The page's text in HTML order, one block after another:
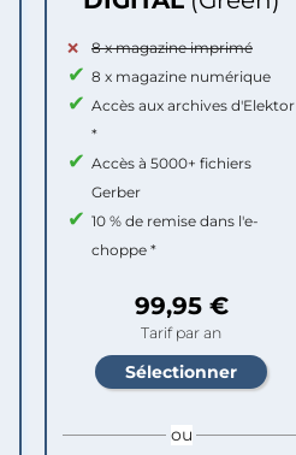
8 x magazine imprimé
8 x magazine numérique
Accès aux archives d'Elektor
*
Accès à 5000+ fichiers
Gerber
10 % de remise dans l'e-
choppe *
99,95 €
Tarif par an
ou